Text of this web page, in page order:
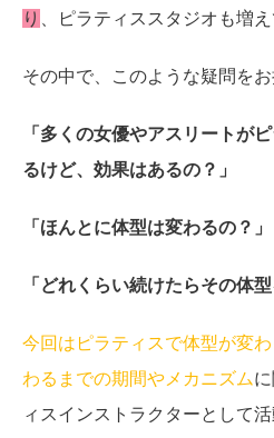
り
、ピラティススタジオも増
その中で、このような疑問を
「多くの女優やアスリートが
るけど、効果はあるの？」
「ほんとに体型は変わるの？」
「どれくらい続けたらその体
今回はピラティスで体型が変
わるまでの期間やメカニズム
ィスインストラクターとして